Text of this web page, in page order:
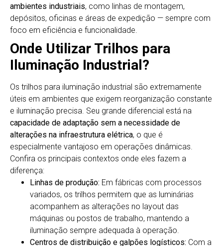
ambientes industriais, como linhas de montagem,
depósitos, oficinas e áreas de expedição — sempre com
foco em eficiência e funcionalidade.
Onde Utilizar Trilhos para
Iluminação Industrial?
Os trilhos para iluminação industrial são extremamente
úteis em ambientes que exigem reorganização constante
e iluminação precisa. Seu grande diferencial está na
capacidade de adaptação sem a necessidade de
alterações na infraestrutura elétrica, o que é
especialmente vantajoso em operações dinâmicas.
Confira os principais contextos onde eles fazem a
diferença:
Linhas de produção: Em fábricas com processos
variados, os trilhos permitem que as luminárias
acompanhem as alterações no layout das
máquinas ou postos de trabalho, mantendo a
iluminação sempre adequada à operação.
Centros de distribuição e galpões logísticos: Com a